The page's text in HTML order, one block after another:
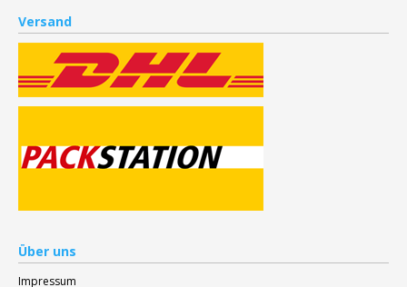
Versand
Über uns
Impressum